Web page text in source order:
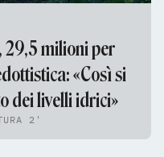
29,5 milioni per
«Così si
dei livelli idrici»
2'